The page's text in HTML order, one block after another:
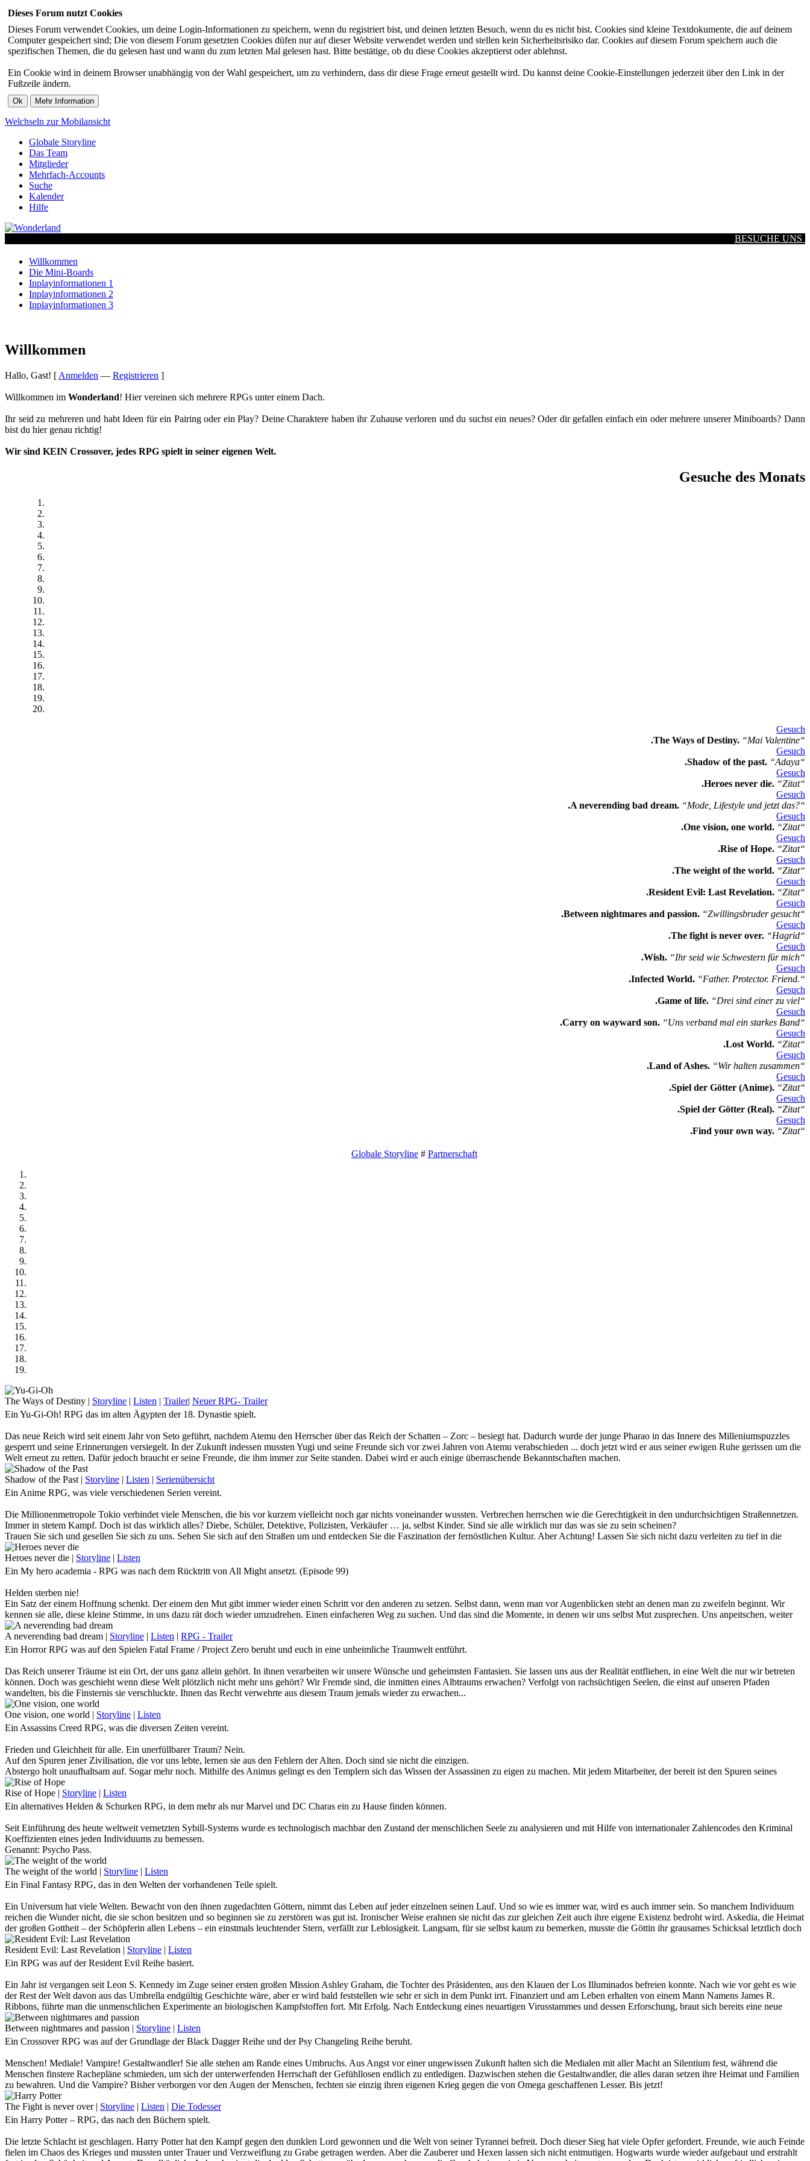
Dieses Forum nutzt Cookies
Dieses Forum verwendet Cookies, um deine Login-Informationen zu speichern, wenn du registriert bist, und deinen letzten Besuch, wenn du es nicht bist. Cookies sind kleine Textdokumente, die auf deinem
Computer gespeichert sind; Die von diesem Forum gesetzten Cookies düfen nur auf dieser Website verwendet werden und stellen kein Sicherheitsrisiko dar. Cookies auf diesem Forum speichern auch die
spezifischen Themen, die du gelesen hast und wann du zum letzten Mal gelesen hast. Bitte bestätige, ob du diese Cookies akzeptierst oder ablehnst.
Ein Cookie wird in deinem Browser unabhängig von der Wahl gespeichert, um zu verhindern, dass dir diese Frage erneut gestellt wird. Du kannst deine Cookie-Einstellungen jederzeit über den Link in der
Fußzeile ändern.
Welchseln zur Mobilansicht
Globale Storyline
Das Team
Mitglieder
Mehrfach-Accounts
Suche
Kalender
Hilfe
BESUCHE UNS
Willkommen
Die Mini-Boards
Inplayinformationen 1
Inplayinformationen 2
Inplayinformationen 3
Willkommen
Hallo, Gast! [ Anmelden — Registrieren ]
Willkommen im Wonderland! Hier vereinen sich mehrere RPGs unter einem Dach.
Ihr seid zu mehreren und habt Ideen für ein Pairing oder ein Play? Deine Charaktere haben ihr Zuhause verloren und du suchst ein neues? Oder dir gefallen einfach ein oder mehrere unserer Miniboards? Dann
bist du hier genau richtig!
Wir sind KEIN Crossover, jedes RPG spielt in seiner eigenen Welt.
Gesuche des Monats
Gesuch
.The Ways of Destiny. “Mai Valentine“
Gesuch
.Shadow of the past. “Adaya“
Gesuch
.Heroes never die. “Zitat“
Gesuch
.A neverending bad dream. “Mode, Lifestyle und jetzt das?“
Gesuch
.One vision, one world. “Zitat“
Gesuch
.Rise of Hope. “Zitat“
Gesuch
.The weight of the world. “Zitat“
Gesuch
.Resident Evil: Last Revelation. “Zitat“
Gesuch
.Between nightmares and passion. “Zwillingsbruder gesucht“
Gesuch
.The fight is never over. “Hagrid“
Gesuch
.Wish. “Ihr seid wie Schwestern für mich“
Gesuch
.Infected World. “Father. Protector. Friend.“
Gesuch
.Game of life. “Drei sind einer zu viel“
Gesuch
.Carry on wayward son. “Uns verband mal ein starkes Band“
Gesuch
.Lost World. “Zitat“
Gesuch
.Land of Ashes. “Wir halten zusammen“
Gesuch
.Spiel der Götter (Anime). “Zitat“
Gesuch
.Spiel der Götter (Real). “Zitat“
Gesuch
.Find your own way. “Zitat“
Globale Storyline# Partnerschaft
The Ways of Destiny | Storyline | Listen | Trailer| Neuer RPG- Trailer
Ein Yu-Gi-Oh! RPG das im alten Ägypten der 18. Dynastie spielt.
Das neue Reich wird seit einem Jahr von Seto geführt, nachdem Atemu den Herrscher über das Reich der Schatten – Zorc – besiegt hat. Dadurch wurde der junge Pharao in das Innere des Milleniumspuzzles
gesperrt und seine Erinnerungen versiegelt. In der Zukunft indessen mussten Yugi und seine Freunde sich vor zwei Jahren von Atemu verabschieden ... doch jetzt wird er aus seiner ewigen Ruhe gerissen um die
Welt erneut zu retten. Dafür jedoch braucht er seine Freunde, die ihm immer zur Seite standen. Dabei wird er auch einige überraschende Bekanntschaften machen.
Kommst du nach Ägypten und stellst dich auf seine Seite, oder willst du dich lieber seinen Feinden anschließen um den Thron zu erobern?
Shadow of the Past | Storyline | Listen | Serienübersicht
Ein Anime RPG, was viele verschiedenen Serien vereint.
Die Millionenmetropole Tokio verbindet viele Menschen, die bis vor kurzem vielleicht noch gar nichts voneinander wussten. Verbrechen herrschen wie die Gerechtigkeit in den undurchsichtigen Straßennetzen.
Immer in stetem Kampf. Doch ist das wirklich alles? Diebe, Schüler, Detektive, Polizisten, Verkäufer … ja, selbst Kinder. Sind sie alle wirklich nur das was sie zu sein scheinen?
Trauen Sie sich und gesellen Sie sich zu uns. Sehen Sie sich auf den Straßen um und entdecken Sie die Faszination der fernöstlichen Kultur. Aber Achtung! Lassen Sie sich nicht dazu verleiten zu tief in die
dunklen Seiten dieser Stadt zu schauen … Denn wenn Sie lange genug in den Abgrund sehen, blickt er irgendwann zu Ihnen zurück.
Tauche mit uns im Anime-Crossover - RPG in die riesige Stadt ein und hilf uns, ihre Geheimnisse zu ergründen.
Heroes never die | Storyline | Listen
Ein My hero academia - RPG was nach dem Rücktritt von All Might ansetzt. (Episode 99)
Helden sterben nie!
Ein Satz der einem Hoffnung schenkt. Der einem den Mut gibt immer wieder einen Schritt vor den anderen zu setzen. Selbst dann, wenn man vor Augenblicken steht an denen man zu zweifeln beginnt. Wir
kennen sie alle, diese kleine Stimme, in uns dazu rät doch wieder umzudrehen. Einen einfacheren Weg zu suchen. Und das sind die Momente, in denen wir uns selbst Mut zusprechen. Uns anpeitschen, weiter
nach vorn zu gehen. Diesem einen Idol nachzueifern, das jeden Tag beweist, in allen Menschen steckt ein Held, wenn wir mutig genug sind über unsere eigenen Grenzen hinaus zu wachsen:
All Might.
Doch was, wenn eben dieser Held fällt?
Schurken, die sich einst unter dem mächtigen Schatten All Mights duckten, kriechen zu Scharen aus ihren Löchern. Vielerorts kommt es zu Zwischenfällen, die zusehends zu Verunsicherung und Furcht führen.
Der Ruf nach einem Nachfolger, der dem sich ausbreitenden Chaos Herr werden kann, wird stetig lauter.
Die Fußstapfen, die der ewig lächelnde Held hinterlässt sind gewaltig. Und so schwer es auch ist, es bleibt lediglich abzuwarten was die Zukunft bringen wird. Eins steht aber wohl fest. Die Schurkenliga ist
noch lange nicht am Ende ihrer finsteren Pläne angelangt und es dürfte nur eine Frage der Zeit sein, bis sie zum erneuten Schlag gegen die friedliche Gesellschaft ausholt.
A neverending bad dream | Storyline | Listen | RPG - Trailer
Ein Horror RPG was auf den Spielen Fatal Frame / Project Zero beruht und euch in eine unheimliche Traumwelt entführt.
Das Reich unserer Träume ist ein Ort, der uns ganz allein gehört. In ihnen verarbeiten wir unsere Wünsche und geheimsten Fantasien. Sie lassen uns aus der Realität entfliehen, in eine Welt die nur wir betreten
können. Doch was geschieht wenn diese Welt plötzlich nicht mehr uns gehört? Wir Fremde sind, die inmitten eines Albtraums erwachen? Verfolgt von rachsüchtigen Seelen, die einst auf unseren Pfaden
wandelten, bis die Finsternis sie verschluckte. Ihnen das Recht verwehrte aus diesem Traum jemals wieder zu erwachen...
Traust du dich, in unserem Horror - RPG einzuschlafen?
One vision, one world | Storyline | Listen
Ein Assassins Creed RPG, was die diversen Zeiten vereint.
Frieden und Gleichheit für alle. Ein unerfüllbarer Traum? Nein.
Auf den Spuren jener Zivilisation, die vor uns lebte, lernen sie aus den Fehlern der Alten. Doch sind sie nicht die einzigen.
Abstergo holt unaufhaltsam auf. Sogar mehr noch. Mithilfe des Animus gelingt es den Templern sich das Wissen der Assassinen zu eigen zu machen. Mit jedem Mitarbeiter, der bereit ist den Spuren seines
Vorfahren zu folgen, kommen sie den Aufenthaltsorten jener Edensplitter näher, die die Alten zurück ließen und die die Assassinen unter allen Umständen versuchten zu verbergen.
Doch was würde geschehen, geriete der Animus außer Kontrolle?
Rise of Hope | Storyline | Listen
Ein alternatives Helden & Schurken RPG, in dem mehr als nur Marvel und DC Charas ein zu Hause finden können.
Seit Einführung des heute weltweit vernetzten Sybill-Systems wurde es technologisch machbar den Zustand der menschlichen Seele zu analysieren und mit Hilfe von internationaler Zahlencodes den Kriminal
Koeffizienten eines jeden Individuums zu bemessen.
Genannt: Psycho Pass.
Übersteigt der Psycho Pass einer Person den anerkannten Normalwert, wird er als latenter Verbrecher inhaftiert und in einem Rehabilitationszentrum behandelt. Bessert sich sein Zustand nicht, verbringt er den
Rest seines Lebens als Risikofaktor der restlichen Gesellschaft in Gefangenschaft. Oder er bekommt die Chance als sogenannter Vollstrecker unter der Aufsicht der Inspektoren des Amtes für öffentliche
Sicherheit zu arbeiten und seinesgleichen zu jagen.
Die Lage scheint vollkommen aussichtslos ...
... Als eines Tages den Träumen eines einzelnen Kindes plötzlich Flügel wachsen.
In einer Welt voller Leid und Verzweiflung, wirkt der unschuldige, unbeugsame Glaube an das Gute wie ein reinigendes Licht. Ein Leuchtfeuer das es vermag Türen aufzustoßen und waschechte Helden aus
leblosen Zeichnungen zu reißen, an die schon lange nicht mehr geglaubt wird.
Doch sind diese Helden, noch frei von den Einflüssen des Sybill-Systems, tatsächlich in der Lage diese Welt zu retten und den Abwärtstrudel umzukehren?
Finde es gemeinsam mit uns heraus!
The weight of the world | Storyline | Listen
Ein Final Fantasy RPG, das in den Welten der vorhandenen Teile spielt.
Ein Universum hat viele Welten. Bewacht von den ihnen zugedachten Göttern, nimmt das Leben auf jeder einzelnen seinen Lauf. Und so wie es immer war, wird es auch immer sein. So manchem Individuum
reichen die Wunder nicht, die sie schon besitzen und so beginnen sie zu zerstören was gut ist. Ironischer Weise erahnen sie nicht das zur gleichen Zeit auch ihre eigene Existenz bedroht wird. Askedia, die Heimat
der großen Gottheit – der Schöpferin allen Lebens – ein einstmals leuchtender Stern, verfällt zur Leblosigkeit. Langsam, für sie selbst kaum zu bemerken, musste die Göttin ihr grausames Schicksal letztlich doch
erkennen und so entstand ein letzter Wunsch. Ein letzter Versuch, diese Galaxie zu erretten. Doch dafür braucht sie Hilfe. Beistand von den großen und kleinen Helden aus all jenen Welten, denen sie Leben
schenkte. Denn wo Schatten herrscht, wächst Licht aus den Wurzeln der Verzweiflung.
Licht oder Finsternis.
Rettung oder Verdammnis.
Wähle.
Resident Evil: Last Revelation | Storyline | Listen
Ein RPG was auf der Resident Evil Reihe basiert.
Ein Jahr ist vergangen seit Leon S. Kennedy im Zuge seiner ersten großen Mission Ashley Graham, die Tochter des Präsidenten, aus den Klauen der Los Illuminados befreien konnte. Nach wie vor geht es wie
der Rest der Welt davon aus das Umbrella endgültig Geschichte wäre, aber er wird bald feststellen wie sehr er sich in dem Punkt irrt. Finanziert und am Leben erhalten von einem Mann Namens James R.
Ribbons, führte man die unmenschlichen Experimente an biologischen Kampfstoffen fort. Mit Erfolg. Nach Entdeckung eines neuartigen Virusstammes und dessen Erforschung, braut sich bereits eine neue
Katastrophe zusammen, die Leon wieder auf den Plan ruft. Doch schon nach zwei Tagen bricht der Kontakt zu ihm Nahe Denver ab und der Agent verschwindet spurlos, während sich die – erst vor sechs
Monaten gegründete – BSAA zum Einsatz rüstet.
Die Geheimnisse um Raccoon City sind noch lange nicht gelüftet, denn das Ende dieser Stadt in den Arklay Mountains war lediglich der Beginn etwas sehr viel schlimmerem.
Between nightmares and passion | Storyline | Listen
Ein Crossover RPG was auf der Grundlage der Black Dagger Reihe und der Psy Changeling Reihe beruht.
Menschen! Mediale! Vampire! Gestaltwandler! Sie alle stehen am Rande eines Umbruchs. Aus Angst vor einer ungewissen Zukunft halten sich die Medialen mit aller Macht an Silentium fest, während die
Menschen finstere Rachepläne schmieden, um sich der unterwerfenden Herrschaft der Gefühllosen endlich zu entledigen. Dazwischen stehen die Gestaltwandler, die alles daran setzen ihre Heimat und Familien
zu bewahren. Und die Vampire? Bisher verborgen vor den Augen der Menschen, fechten sie einzig ihren eigenen Krieg gegen die von Omega geschaffenen Lesser. Bis jetzt!
Wagst du dich also in eine fremde Welt voller Geheimnisse, Intrigen und ungezügelter Leidenschaft?
The Fight is never over| Storyline | Listen | Die Todesser
Ein Harry Potter – RPG, das nach den Büchern spielt.
Die letzte Schlacht ist geschlagen. Harry Potter hat den Kampf gegen den dunklen Lord gewonnen und die Welt von seiner Tyrannei befreit. Doch dieser Sieg hat viele Opfer gefordert. Freunde, wie auch Feinde
fielen im Chaos des Krieges und mussten unter Trauer und Verzweiflung zu Grabe getragen werden. Aber die Zauberer und Hexen lassen sich nicht entmutigen. Hogwarts wurde wieder aufgebaut und erstrahlt